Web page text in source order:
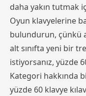
daha yakın tutmak
Oyun klavyelerine
bulundurun, çünkü
alt sınıfta yeni bir
istiyorsanız, yüzde
Kategori hakkında
yüzde 60 klavye